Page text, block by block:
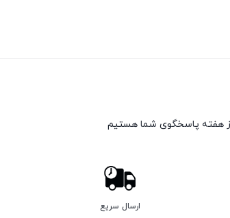
ارسال سریع